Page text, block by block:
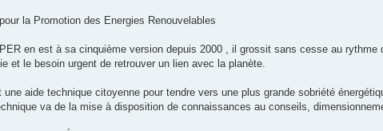
la Promotion des Energies Renouvelables
en est à sa cinquième version depuis 2000 , il grossit sans cesse au rythme
et le besoin urgent de retrouver un lien avec la planète.
une aide technique citoyenne pour tendre vers une plus grande sobriété
va de la mise à disposition de connaissances au conseils,